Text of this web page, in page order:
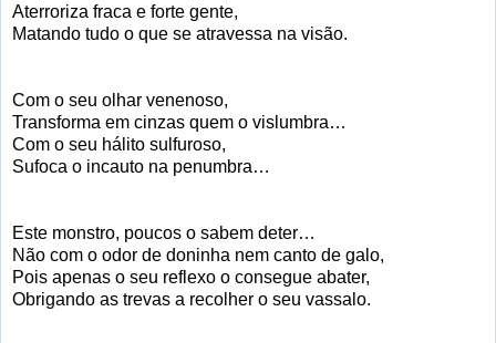
Aterroriza fraca e forte gente,
Matando tudo o que se atravessa na visão.
Com o seu olhar venenoso,
Transforma em cinzas quem o vislumbra…
Com o seu hálito sulfuroso,
Sufoca o incauto na penumbra…
Este monstro, poucos o sabem deter…
Não com o odor de doninha nem canto de galo,
Pois apenas o seu reflexo o consegue abater,
Obrigando as trevas a recolher o seu vassalo.